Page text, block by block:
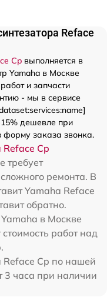
Reface
Cp выполняется в
Yamaha в Москве
и запчасти
- мы в сервисе
15% дешевле при
форму заказа звонка.
Cp
требует
ремонта. В
Yamaha Reface
обратно.
в Москве
работ над
Reface Cp по нашей
3 часа при наличии